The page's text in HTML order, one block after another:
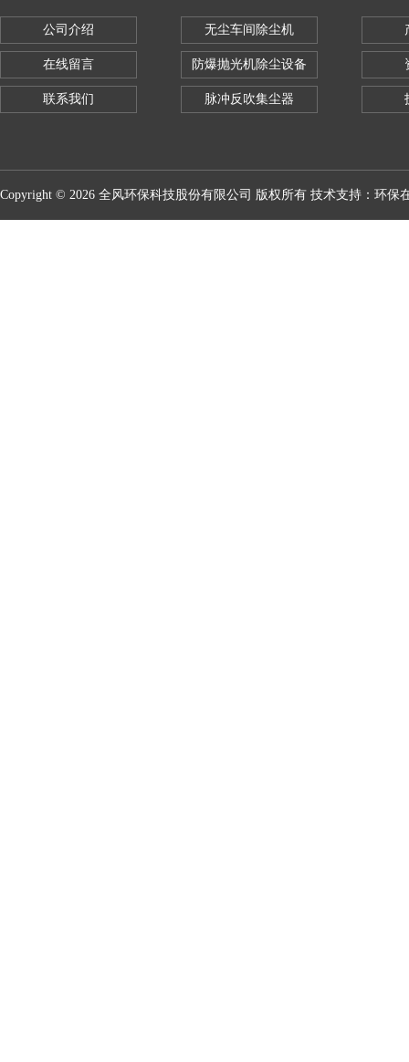
公司介绍
在线留言
联系我们
无尘车间除尘机
防爆抛光机除尘设备
脉冲反吹集尘器
Copyright © 2026 全风环保科技股份有限公司 版权所有 技术支持： 环保